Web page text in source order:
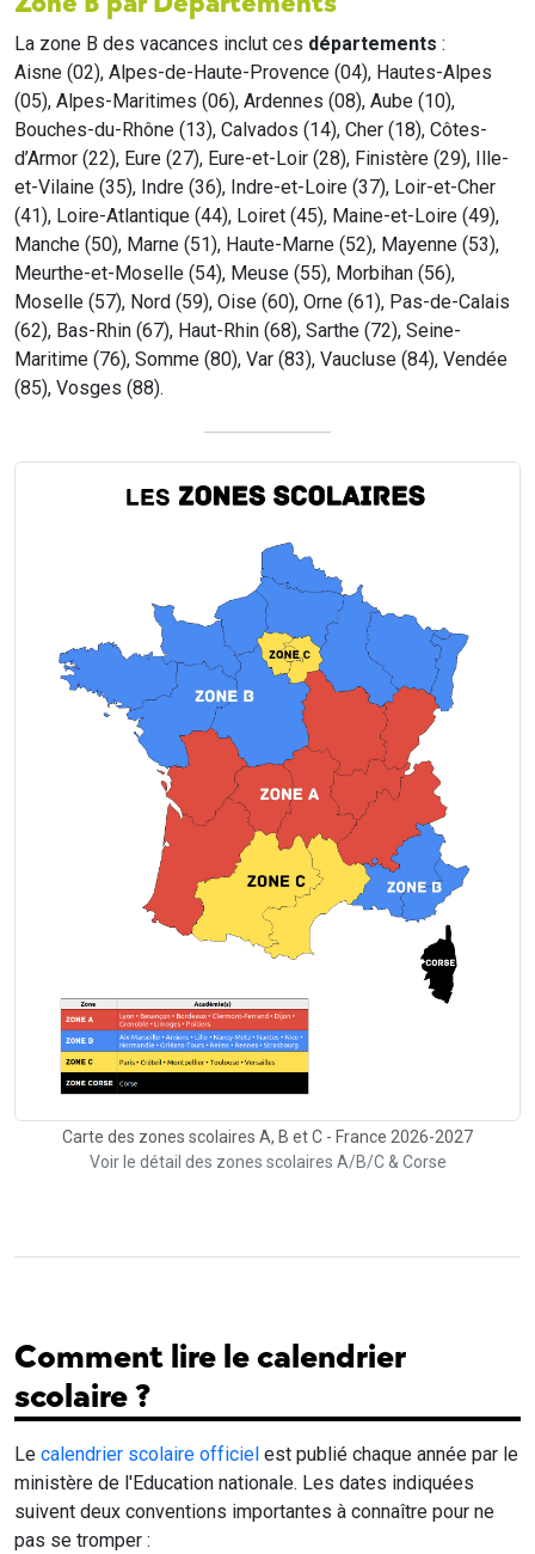
La zone B des vacances inclut ces départements :
Aisne (02), Alpes-de-Haute-Provence (04), Hautes-Alpes
(05), Alpes-Maritimes (06), Ardennes (08), Aube (10),
Bouches-du-Rhône (13), Calvados (14), Cher (18), Côtes-
d’Armor (22), Eure (27), Eure-et-Loir (28), Finistère (29), Ille-
et-Vilaine (35), Indre (36), Indre-et-Loire (37), Loir-et-Cher
(41), Loire-Atlantique (44), Loiret (45), Maine-et-Loire (49),
Manche (50), Marne (51), Haute-Marne (52), Mayenne (53),
Meurthe-et-Moselle (54), Meuse (55), Morbihan (56),
Moselle (57), Nord (59), Oise (60), Orne (61), Pas-de-Calais
(62), Bas-Rhin (67), Haut-Rhin (68), Sarthe (72), Seine-
Maritime (76), Somme (80), Var (83), Vaucluse (84), Vendée
(85), Vosges (88).
Carte des zones scolaires A, B et C - France 2026-2027
Voir le détail des zones scolaires A/B/C & Corse
Comment lire le calendrier
scolaire ?
Le calendrier scolaire officiel est publié chaque année par le
ministère de l'Education nationale. Les dates indiquées
suivent deux conventions importantes à connaître pour ne
pas se tromper :